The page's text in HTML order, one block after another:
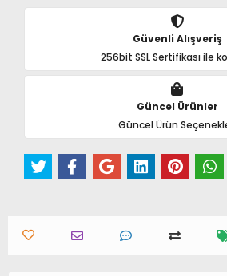
Güvenli Alışveriş
256bit SSL Sertifikası ile
Güncel Ürünler
Güncel Ürün